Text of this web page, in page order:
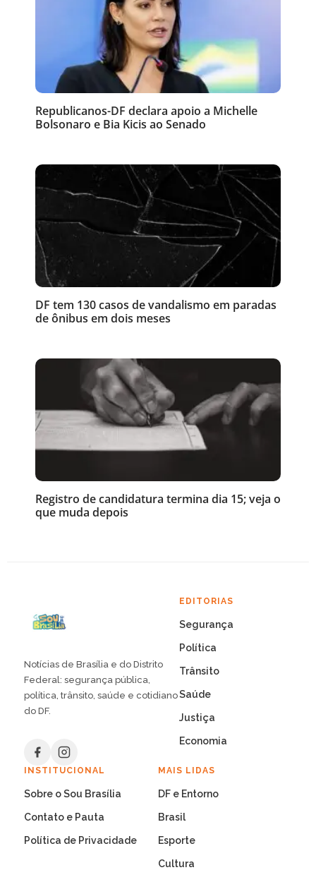
Republicanos-DF declara apoio a Michelle
Bolsonaro e Bia Kicis ao Senado
DF tem 130 casos de vandalismo em paradas
de ônibus em dois meses
Registro de candidatura termina dia 15; veja o
que muda depois
Notícias de Brasília e do Distrito
Federal: segurança pública,
política, trânsito, saúde e cotidiano
do DF.
EDITORIAS
Segurança
Política
Trânsito
Saúde
Justiça
Economia
INSTITUCIONAL
Sobre o Sou Brasília
Contato e Pauta
Política de Privacidade
MAIS LIDAS
DF e Entorno
Brasil
Esporte
Cultura